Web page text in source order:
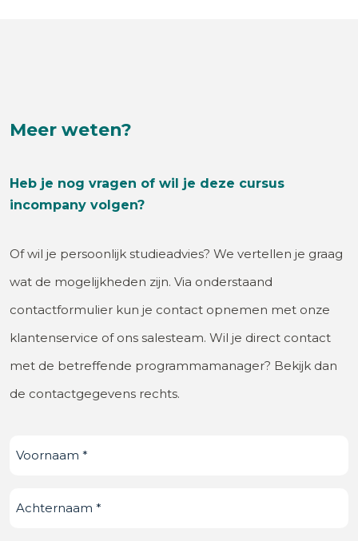
Meer weten?
Heb je nog vragen of wil je deze cursus
incompany volgen?
Of wil je persoonlijk studieadvies? We vertellen je graag
wat de mogelijkheden zijn. Via onderstaand
contactformulier kun je contact opnemen met onze
klantenservice of ons salesteam. Wil je direct contact
met de betreffende programmamanager? Bekijk dan
de contactgegevens rechts.
Voornaam (Vereist)
Achternaam (Vereist)